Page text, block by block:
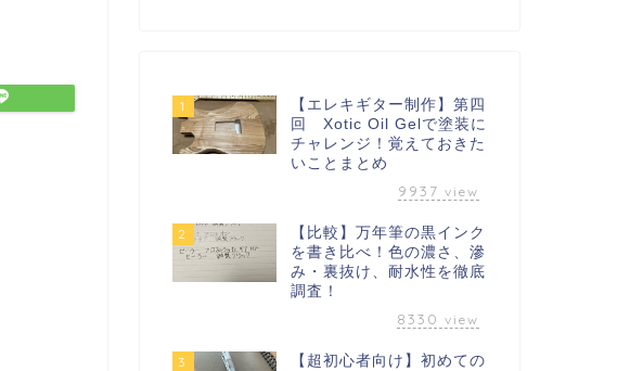
1
【エレキギター制作】第四
回 Xotic Oil Gelで塗装に
チャレンジ！覚えておきた
いことまとめ
9937 view
2
【比較】万年筆の黒インク
を書き比べ！色の濃さ、滲
み・裏抜け、耐水性を徹底
調査！
8330 view
3
【超初心者向け】初めての